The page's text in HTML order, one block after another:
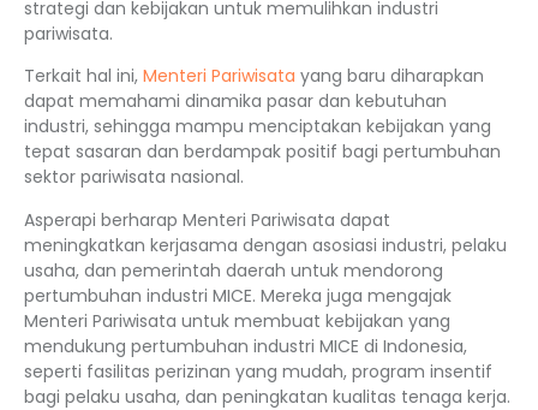
strategi dan kebijakan untuk memulihkan industri
pariwisata.
Terkait hal ini, Menteri Pariwisata yang baru diharapkan
dapat memahami dinamika pasar dan kebutuhan
industri, sehingga mampu menciptakan kebijakan yang
tepat sasaran dan berdampak positif bagi pertumbuhan
sektor pariwisata nasional.
Asperapi berharap Menteri Pariwisata dapat
meningkatkan kerjasama dengan asosiasi industri, pelaku
usaha, dan pemerintah daerah untuk mendorong
pertumbuhan industri MICE. Mereka juga mengajak
Menteri Pariwisata untuk membuat kebijakan yang
mendukung pertumbuhan industri MICE di Indonesia,
seperti fasilitas perizinan yang mudah, program insentif
bagi pelaku usaha, dan peningkatan kualitas tenaga kerja.